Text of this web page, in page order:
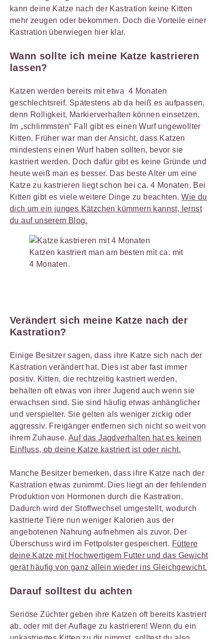
kann deine Katze nach der Kastration keine Kitten
mehr zeugen oder bekommen. Doch die Vorteile einer
Kastration überwiegen hier klar.
Wann sollte ich meine Katze kastrieren
lassen?
Katzen werden bereits mit etwa 4 Monaten
geschlechtsreif. Spätestens ab da heiß es aufpassen,
denn Rolligkeit, Markierverhalten können einsetzen.
Im „schlimmsten“ Fall gibt es einen Wurf ungewollter
Kitten. Früher war man der Ansicht, dass Katzen
mindestens einen Wurf haben sollten, bevor sie
kastriert werden. Doch dafür gibt es keine Gründe und
heute weiß man es besser. Das beste Alter um eine
Katze zu kastrieren liegt schon bei ca. 4 Monaten. Bei
Kitten gibt es viele weitere Dinge zu beachten.Wie du
dich um ein junges Kätzchen kümmern kannst, lernst
du auf unserem Blog.
Katzen kastriert man am besten mit ca. mit
4 Monaten.
Verändert sich meine Katze nach der
Kastration?
Einige Besitzer sagen, dass ihre Katze sich nach der
Kastration verändert hat. Dies ist aber fast immer
positiv. Kitten, die rechtzeitig kastriert werden,
behalten oft etwas von ihrer Jugend auch wenn sie
erwachsen sind. Sie sind häufig etwas anhänglicher
und verspielter. Sie gelten als weniger zickig oder
aggressiv. Freigänger entfernen sich nicht so weit von
ihrem Zuhause.Auf das Jagdverhalten hat es keinen
Einfluss, ob deine Katze kastriert ist oder nicht.
Manche Besitzer bemerken, dass ihre Katze nach der
Kastration etwas zunimmt. Dies liegt an der fehlenden
Produktion von Hormonen durch die Kastration.
Dadurch wird der Stoffwechsel umgestellt, wodurch
kastrierte Tiere nun weniger Kalorien aus der
angebotenen Nahrung aufnehmen als zuvor. Der
Überschuss wird im Fettpolster gespeichert. Füttere
deine Katze mit Hochwertigem Futter und das Gewicht
gerät häufig von ganz allein wieder ins Gleichgewicht.
Darauf solltest du achten
Seriöse Züchter geben ihre Katzen oft bereits kastriert
ab, oder mit der Auflage zu kastrieren! Wenn du ein